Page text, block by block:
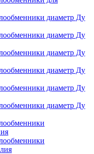
диаметр Ду
диаметр Ду
диаметр Ду
диаметр Ду
диаметр Ду
диаметр Ду